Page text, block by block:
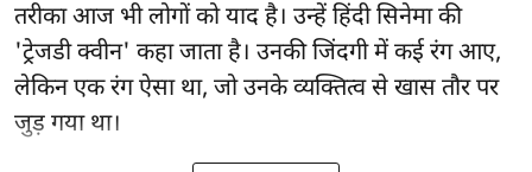
तरीका आज भी लोगों को याद है। उन्हें हिंदी सिनेमा की
'ट्रेजडी क्वीन' कहा जाता है। उनकी जिंदगी में कई रंग आए,
लेकिन एक रंग ऐसा था, जो उनके व्यक्तित्व से खास तौर पर
जुड़ गया था।